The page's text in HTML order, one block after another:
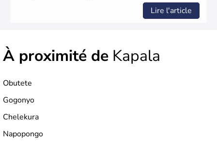
Lire l'article
À proximité de Kapala
Obutete
Gogonyo
Chelekura
Napopongo